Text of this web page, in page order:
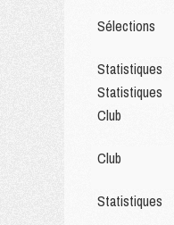
Sélections
Statistiques
Statistiques
Club
Club
Statistiques